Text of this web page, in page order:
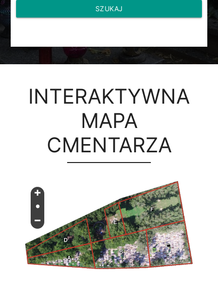
SZUKAJ
INTERAKTYWNA
MAPA
CMENTARZA
A
B
C
D
E
F
•
+
−